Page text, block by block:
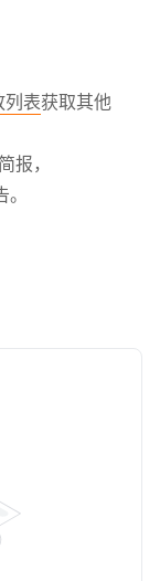
列表获取其他
报，